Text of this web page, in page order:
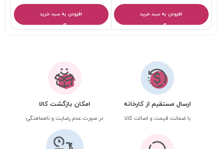
افزودن به سبد خرید افزودن به سبد خرید
ارسال مستقیم از کارخانه
با ضمانت قیمت و اصالت کالا
امکان بازگشت کالا
در صورت عدم رضایت و ناهماهنگی